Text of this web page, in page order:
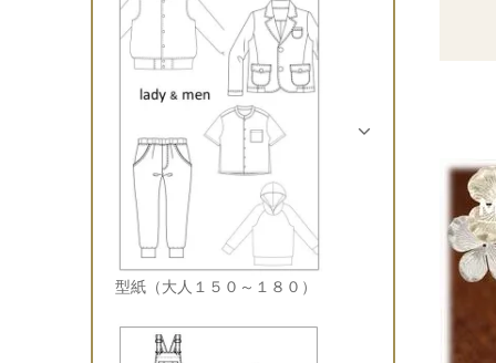
型紙（大人１５０～１８０）